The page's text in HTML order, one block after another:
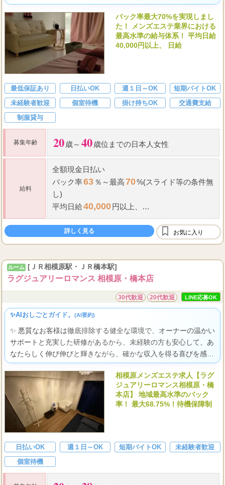
済的なゆとりと自分らしく輝ける喜びを実感できるはずです。
バック率最大70%を実現しまし
た！ メンズエステ業界における
最高水準の給与体系！ 平均日給
40,000円以上、 日給
最低保証あり 日払いOK 週１日～OK
短期バイトOK
未経験者歓迎
個室待機 掛け持ちOK
交通費支給
制服貸与
募集年齢 20歳～ 40歳位までの日本人女性
給料
全額現金日払い
バック率63 ％～最高70%(スライド等の条件無
し)
平均日給40,000円以上、
日給70,000円以上も可能です!!
指名料全額支給
雑費や諸経費等一切掛かりません。
詳しく見る お気に入り
ルーム [ＪＲ相模原駅・ＪＲ橋本駅]
ラグジュアリーロマンス 相模原・橋本店
30代歓迎 20代歓迎 LINE応募OK
✨AIおしごとガイド。 (AI要約)
✨ 悪質なお客様は徹底排除する健全な環境で、オーナーの温かい
サポートと充実した研修があるから、未経験の方も安心して、あ
なたらしく伸び伸びと輝きながら、確かな収入を得る喜びを感じ
られますよ。
相模原メンズエステ求人【ラグ
ジュアリーロマンス相模原・橋
本店】 地域最高水準のバック
率！ 最大68.75%！待機保障制
日払いOK 週１日～OK 短期バイトOK
未経験者歓迎
個室待機